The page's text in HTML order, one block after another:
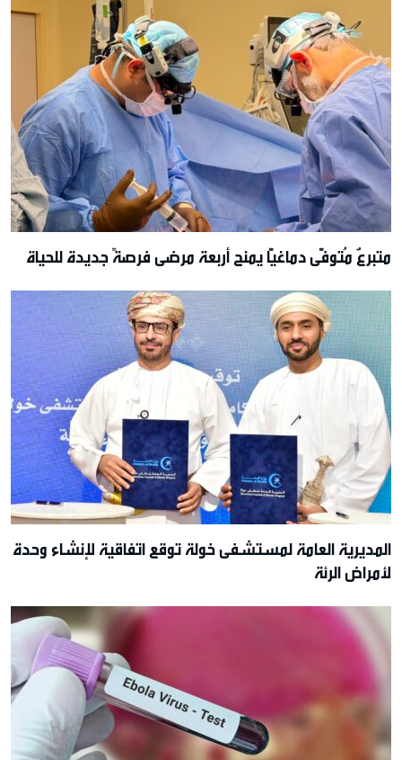
متبرعٌ مُتوفًّى دماغيًّا يمنح أربعة مرضى فرصةً جديدة للحياة
المديرية العامة لمستشفى خولة توقع اتفاقية لإنشاء وحدة
لأمراض الرئة